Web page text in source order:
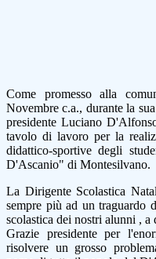
Come promesso alla
Novembre c.a., durante la
presidente Luciano
tavolo di lavoro per la
didattico-sportive degli
D'Ascanio" di Montesilvano.
La Dirigente Scolastica
sempre più ad un traguardo
scolastica dei nostri alunni ,
Grazie presidente per
risolvere un grosso